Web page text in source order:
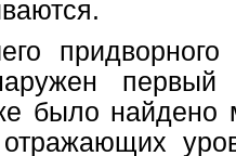
первый
было найдено